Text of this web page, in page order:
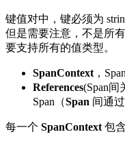
键值对中，键必须为
但是需要注意，不是所
要支持所有的值类型。
SpanContext ，
References(Span间
Span（Span 间通过
每一个 SpanContext 包